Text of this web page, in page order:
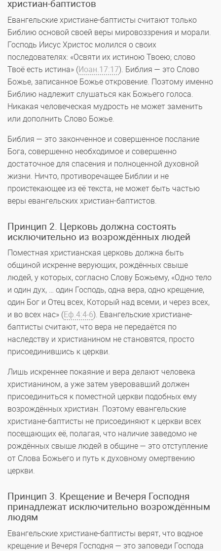
христиан-баптистов
Евангельские христиане-баптисты считают только
Библию основой своей веры мировоззрения и морали.
Господь Иисус Христос молился о своих
последователях: «Освяти их истиною Твоею; слово
Твоё есть истина» (Иоан.17:17). Библия — это Слово
Божье, записанное Божье откровение. Поэтому именно
Библию надлежит слушаться как Божьего голоса.
Никакая человеческая мудрость не может заменить
или дополнить Слово Божье.
Библия — это законченное и совершенное послание
Бога, совершенно необходимое и совершенно
достаточное для спасения и полноценной духовной
жизни. Ничто, противоречащее Библии и не
проистекающее из её текста, не может быть частью
веры евангельских христиан-баптистов.
Принцип 2. Церковь должна состоять
исключительно из возрождённых людей
Поместная христианская церковь должна быть
общиной искренне верующих, рождённых свыше
людей, у которых, согласно Слову Божьему, «Одно тело
и один дух, … один Господь, одна вера, одно крещение,
один Бог и Отец всех, Который над всеми, и через всех,
и во всех нас» (Еф.4:4-6). Евангельские христиане-
баптисты считают, что вера не передаётся по
наследству и христианином не становятся, просто
присоединившись к церкви.
Лишь искреннее покаяние и вера делают человека
христианином, а уже затем уверовавший должен
присоединиться к поместной церкви подобных ему
возрождённых христиан. Поэтому евангельские
христиане-баптисты не присоединяют к церкви всех
посещающих её, полагая, что наличие заведомо не
рождённых свыше людей в общине — это отступление
от Слова Божьего и путь к духовному омертвению
церкви.
Принцип 3. Крещение и Вечеря Господня
принадлежат исключительно возрождённым
людям
Евангельские христиане-баптисты верят, что водное
крещение и Вечеря Господня — это заповеди Господа